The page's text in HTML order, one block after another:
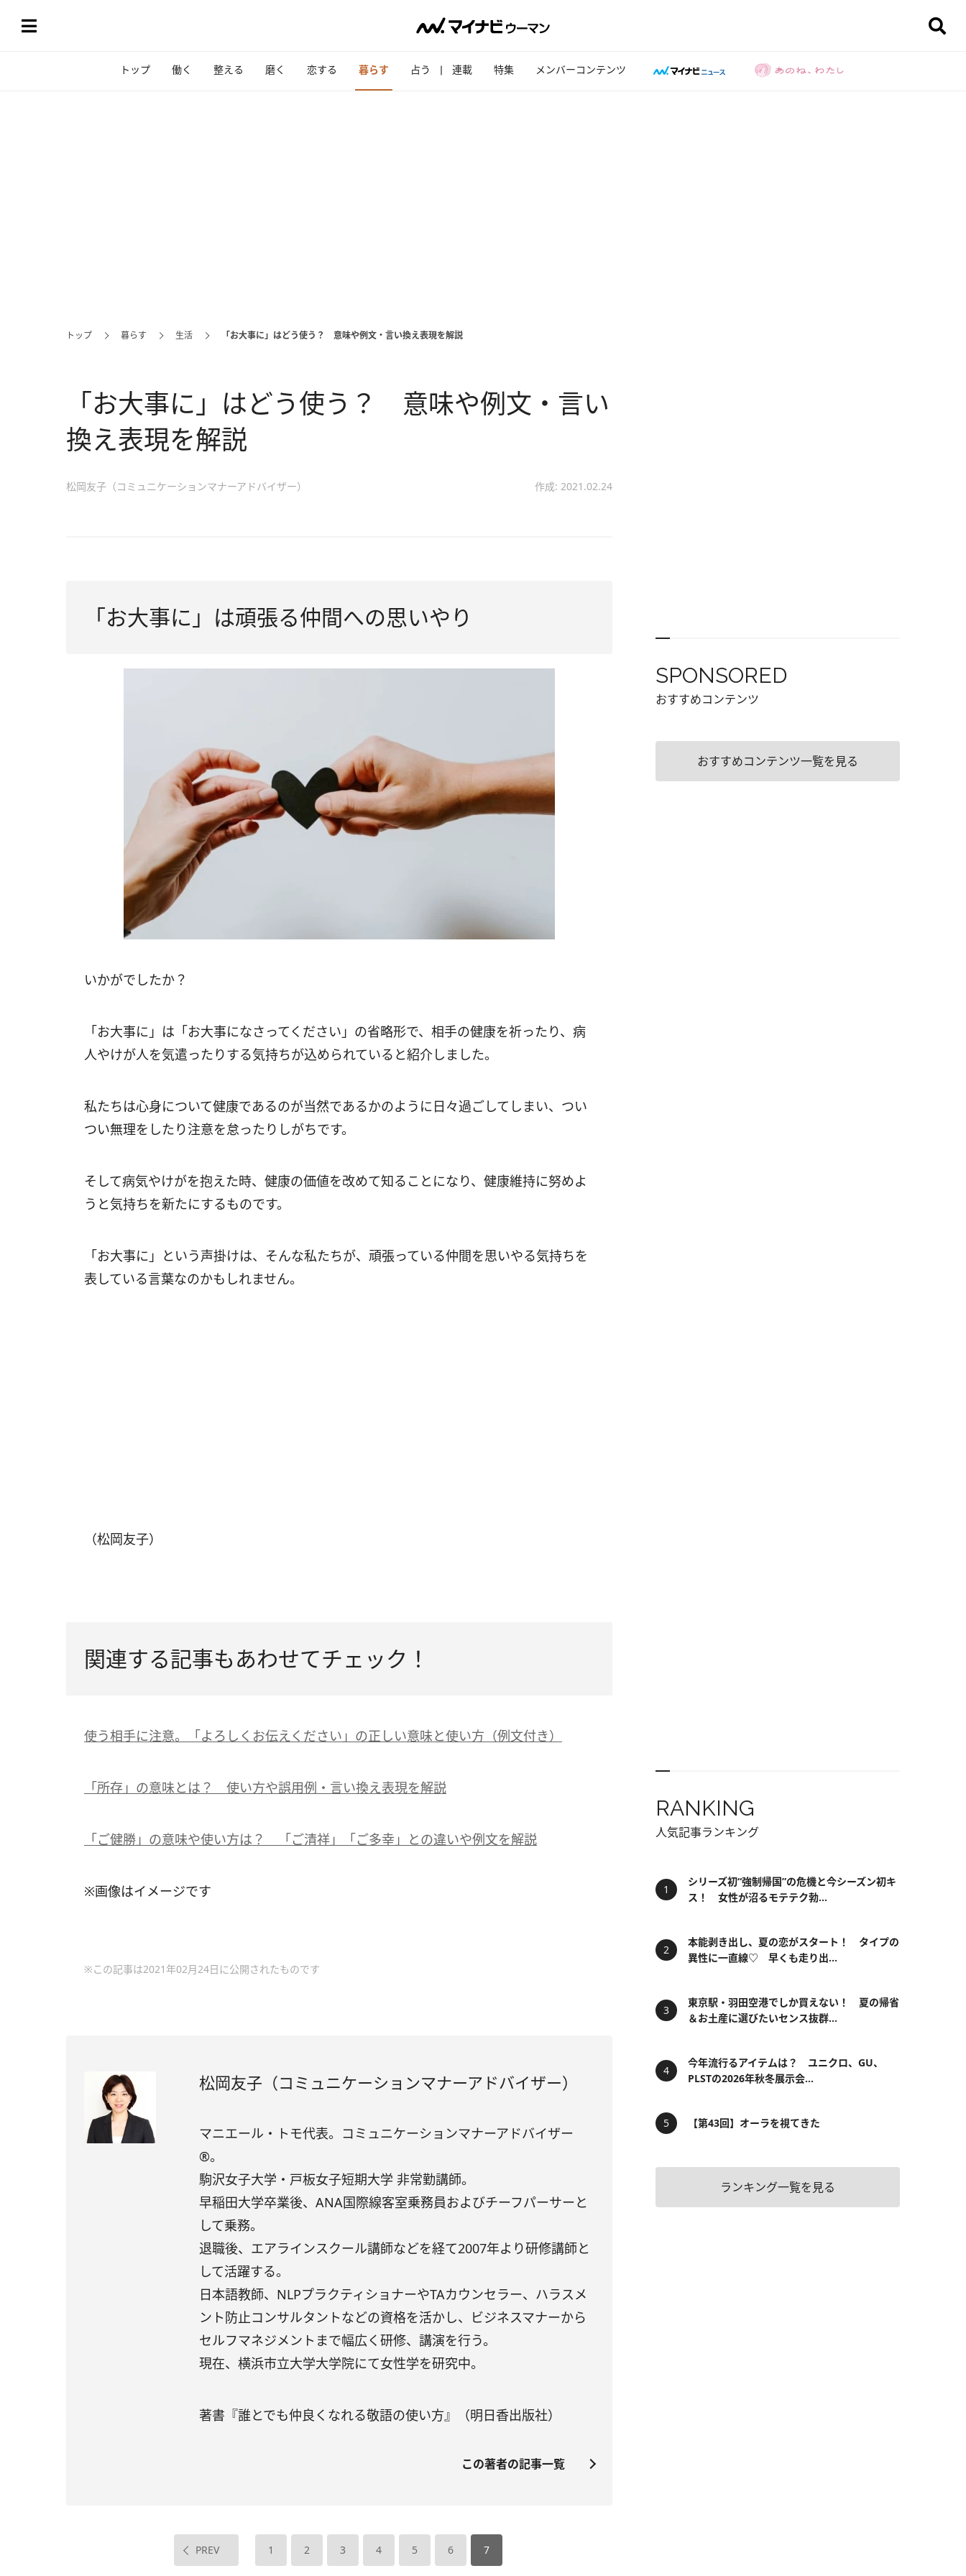
トップ 働く 整える 磨く 恋する 暮らす 占う 連載 特集 メンバーコンテンツ
トップ 暮らす 生活 「お大事に」はどう使う？ 意味や例文・言い換え表現を解説
「お大事に」はどう使う？ 意味や例文・言い
換え表現を解説
松岡友子（コミュニケーションマナーアドバイザー） 作成: 2021.02.24
「お大事に」は頑張る仲間への思いやり
いかがでしたか？
「お大事に」は「お大事になさってください」の省略形で、相手の健康を祈ったり、病
人やけが人を気遣ったりする気持ちが込められていると紹介しました。
私たちは心身について健康であるのが当然であるかのように日々過ごしてしまい、つい
つい無理をしたり注意を怠ったりしがちです。
そして病気やけがを抱えた時、健康の価値を改めて知ることになり、健康維持に努めよ
うと気持ちを新たにするものです。
「お大事に」という声掛けは、そんな私たちが、頑張っている仲間を思いやる気持ちを
表している言葉なのかもしれません。
（松岡友子）
関連する記事もあわせてチェック！
使う相手に注意。「よろしくお伝えください」の正しい意味と使い方（例文付き）
「所存」の意味とは？ 使い方や誤用例・言い換え表現を解説
「ご健勝」の意味や使い方は？ 「ご清祥」「ご多幸」との違いや例文を解説
※画像はイメージです
※この記事は2021年02月24日に公開されたものです
松岡友子（コミュニケーションマナーアドバイザー）
マニエール・トモ代表。コミュニケーションマナーアドバイザー
®。
駒沢女子大学・戸板女子短期大学 非常勤講師。
早稲田大学卒業後、ANA国際線客室乗務員およびチーフパーサーと
して乗務。
退職後、エアラインスクール講師などを経て2007年より研修講師と
して活躍する。
日本語教師、NLPプラクティショナーやTAカウンセラー、ハラスメ
ント防止コンサルタントなどの資格を活かし、ビジネスマナーから
セルフマネジメントまで幅広く研修、講演を行う。
現在、横浜市立大学大学院にて女性学を研究中。
著書『誰とでも仲良くなれる敬語の使い方』（明日香出版社）
この著者の記事一覧
PREV 1 2 3 4 5 6 7
SPONSORED
おすすめコンテンツ
おすすめコンテンツ一覧を見る
RANKING
人気記事ランキング
シリーズ初“強制帰国”の危機と今シーズン初キ
ス！ 女性が沼るモテテク勃...
本能剥き出し、夏の恋がスタート！ タイプの
異性に一直線♡ 早くも走り出...
東京駅・羽田空港でしか買えない！ 夏の帰省
＆お土産に選びたいセンス抜群...
今年流行るアイテムは？ ユニクロ、GU、
PLSTの2026年秋冬展示会...
【第43回】オーラを視てきた
ランキング一覧を見る